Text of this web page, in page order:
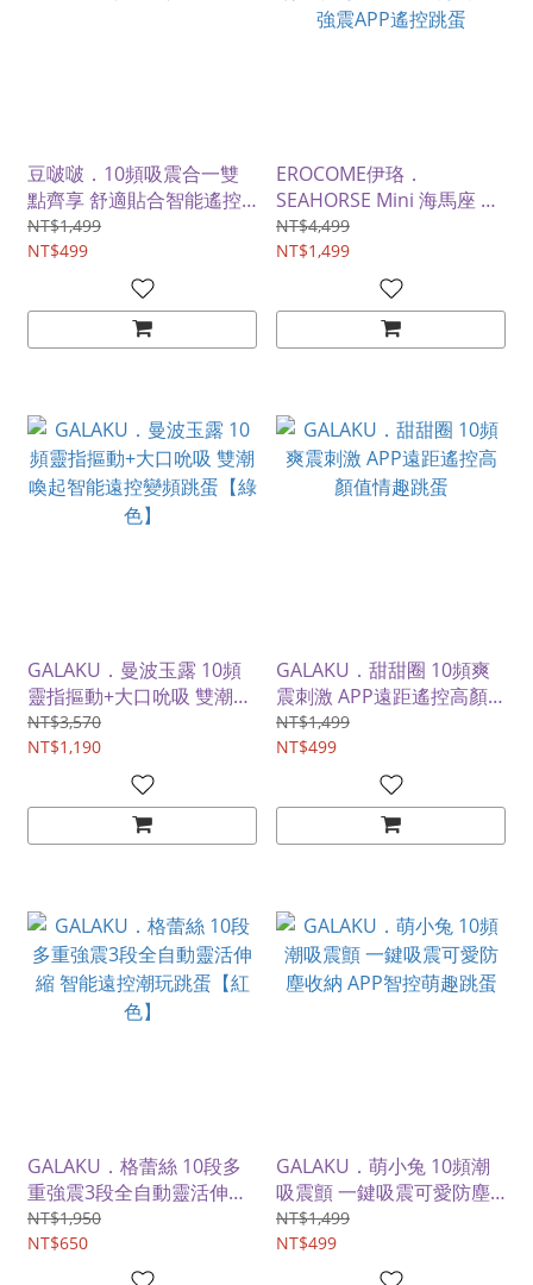
豆啵啵．10頻吸震合一雙
點齊享 舒適貼合智能遙控
跳蛋
NT$1,499
NT$499
EROCOME伊珞．
SEAHORSE Mini 海馬座 9
頻雙點擊震 雙潮突擊穿戴
強震APP遙控跳蛋
NT$4,499
NT$1,499
GALAKU．曼波玉露 10頻
靈指摳動+大口吮吸 雙潮喚
起智能遠控變頻跳蛋【綠
色】
NT$3,570
NT$1,190
GALAKU．甜甜圈 10頻爽
震刺激 APP遠距遙控高顏
值情趣跳蛋
NT$1,499
NT$499
GALAKU．格蕾絲 10段多
重強震3段全自動靈活伸縮
智能遠控潮玩跳蛋【紅色】
NT$1,950
NT$650
GALAKU．萌小兔 10頻潮
吸震顫 一鍵吸震可愛防塵
收納 APP智控萌趣跳蛋
NT$1,499
NT$499